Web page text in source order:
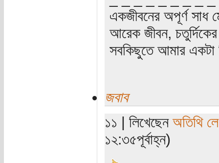
একজীবনের অপূর্ণ সাধ
আরেক জীবন, চতুর্দিকের
সবকিছুতে আমার একটা
জবাব
১১ | লিখেছেন অতিথি
১২:৩৫পূর্বাহ্ন)